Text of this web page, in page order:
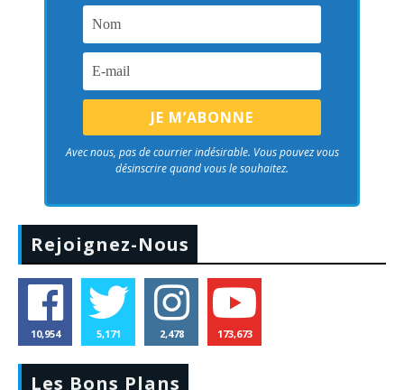
Avec nous, pas de courrier indésirable. Vous pouvez vous
désinscrire quand vous le souhaitez.
Rejoignez-Nous
10,954 5,171 2,478 173,673
Les Bons Plans